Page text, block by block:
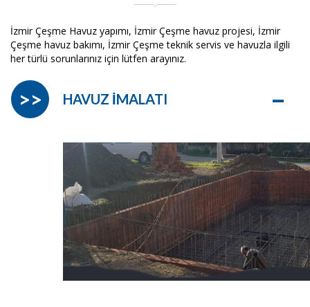
İzmir Çeşme Havuz yapımı, İzmir Çeşme havuz projesi, İzmir
Çeşme havuz bakımı, İzmir Çeşme teknik servis ve havuzla ilgili
her türlü sorunlarınız için lütfen arayınız.
HAVUZ İMALATI –
>>